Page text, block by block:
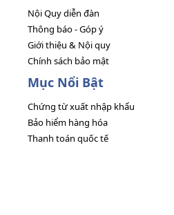
Nội Quy diễn đàn
Thông báo - Góp ý
Giới thiệu & Nội quy
Chính sách bảo mật
Mục Nổi Bật
Chứng từ xuất nhập khẩu
Bảo hiểm hàng hóa
Thanh toán quốc tế